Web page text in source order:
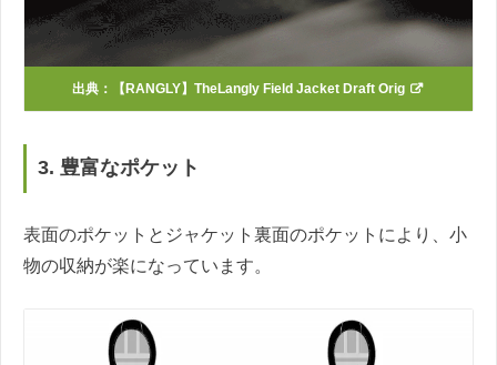
出典： 【RANGLY】TheLangly Field Jacket Draft Orig
3. 豊富なポケット
表面のポケットとジャケット裏面のポケットにより、小
物の収納が楽になっています。